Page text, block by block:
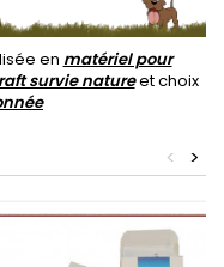
en matériel pour
survie natureet choix
>
<